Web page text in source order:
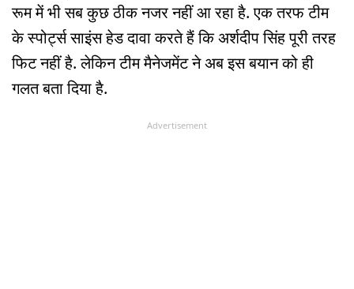
रूम में भी सब कुछ ठीक नजर नहीं आ रहा है. एक तरफ टीम
के स्पोर्ट्स साइंस हेड दावा करते हैं कि अर्शदीप सिंह पूरी तरह
फिट नहीं है. लेकिन टीम मैनेजमेंट ने अब इस बयान को ही
गलत बता दिया है.
Advertisement